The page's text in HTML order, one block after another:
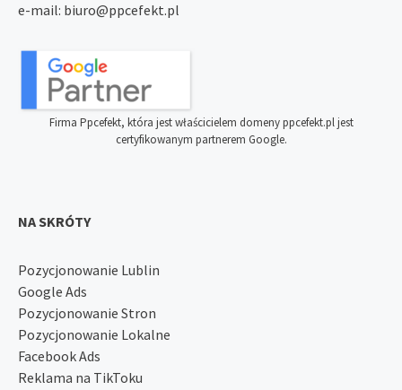
e-mail: biuro@ppcefekt.pl
Firma Ppcefekt, która jest właścicielem domeny ppcefekt.pl jest
certyfikowanym partnerem Google.
NA SKRÓTY
Pozycjonowanie Lublin
Google Ads
Pozycjonowanie Stron
Pozycjonowanie Lokalne
Facebook Ads
Reklama na TikToku